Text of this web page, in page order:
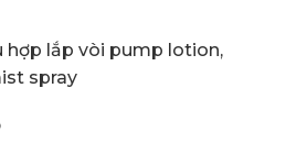
hợp lắp vòi pump lotion,
spray